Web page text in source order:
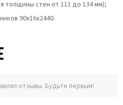
толщины стен от 111 до 134 мм);
90х16х2440.
отзывы. Будьте первым!